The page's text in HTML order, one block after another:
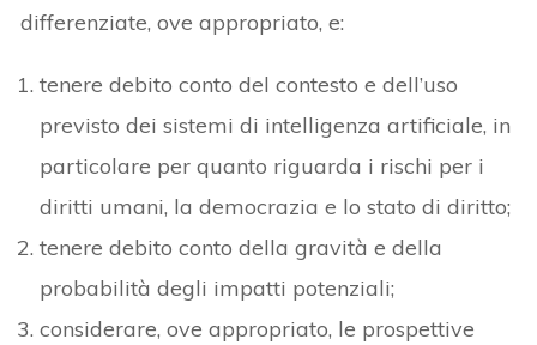
differenziate, ove appropriato, e:
tenere debito conto del contesto e dell’uso
previsto dei sistemi di intelligenza artificiale, in
particolare per quanto riguarda i rischi per i
diritti umani, la democrazia e lo stato di diritto;
tenere debito conto della gravità e della
probabilità degli impatti potenziali;
considerare, ove appropriato, le prospettive